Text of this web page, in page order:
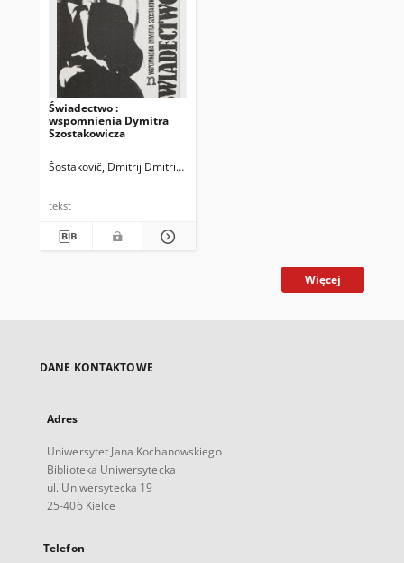
Świadectwo :
wspomnienia Dymitra
Szostakowicza
Šostakovič, Dmitrij Dmitrievič (1906-1975)
tekst
Więcej
DANE KONTAKTOWE
Adres
Uniwersytet Jana Kochanowskiego
Biblioteka Uniwersytecka
ul. Uniwersytecka 19
25-406 Kielce
Telefon